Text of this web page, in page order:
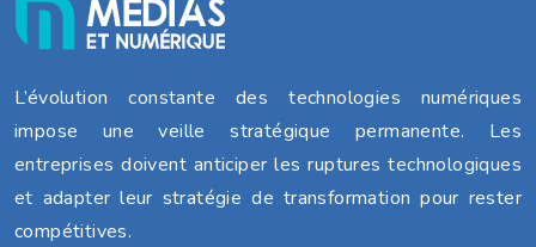
L’évolution constante des technologies numériques
impose une veille stratégique permanente. Les
entreprises doivent anticiper les ruptures technologiques
et adapter leur stratégie de transformation pour rester
compétitives.